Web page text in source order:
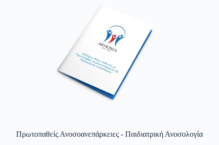
Πρωτοπαθείς Ανοσοανεπάρκειες - Παιδιατρική Ανοσολογία